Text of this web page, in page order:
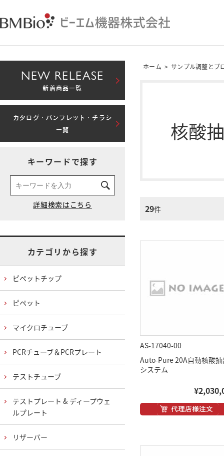
ホーム > サンプル調整とプ
核酸
29件
AS-17040-00
Auto-Pure 20A自動核酸
システム
NEW RELEASE
新着商品一覧
カタログ・パンフレット・チラシ
一覧
キーワードで探す
カテゴリから探す
ピペットチップ
ピペット
マイクロチューブ
PCRチューブ＆PCRプレート
テストチューブ
テストプレート & ディープウェ
ルプレート
リザーバー